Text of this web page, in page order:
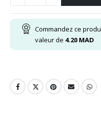
Commandez ce
valeur de 4.20 MAD